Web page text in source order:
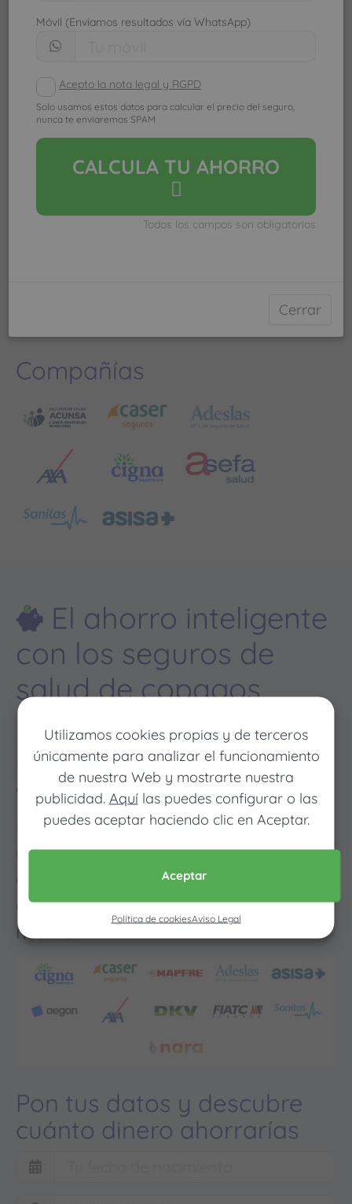
Utilizamos cookies propias y de terceros
únicamente para analizar el funcionamiento
de nuestra Web y mostrarte nuestra
publicidad. Aquílas puedes configurar o las
puedes aceptar haciendo clic en Aceptar.
Aceptar
Política de cookiesAviso Legal
Ver mapa más grande
Compañías
El ahorro inteligente
con los seguros de
salud de copagos
limitados
Descubre cómo ahorrar hasta 600€
al año en tu seguro de salud
Los meses que vayas poco al
médico pagarás muy poco, y
cuando vayas mucho pagarás
como con un seguro médico
normal
Pon tus datos y descubre
cuánto dinero ahorrarías
Móvil (Enviamos resultados vía WhatsApp)
Acepto la nota legal y RGPD
Solo usamos estos datos para calcular el precio del seguro,
nunca te enviaremos SPAM
CALCULA TU AHORRO
Todos los campos son obligatorios
Cerrar